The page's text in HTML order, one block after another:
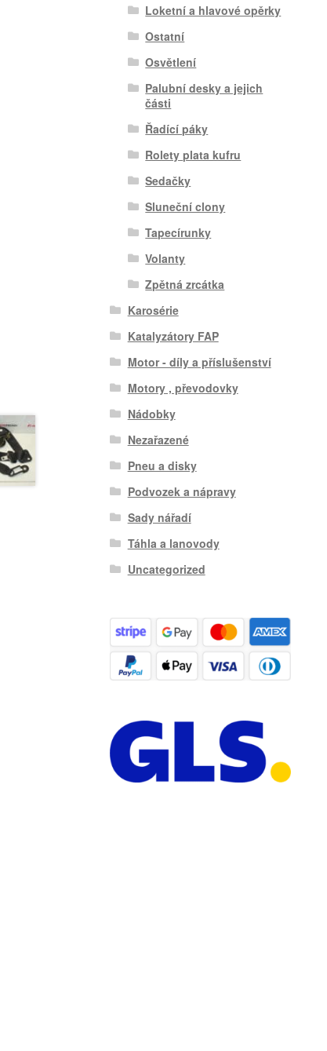
Loketní a hlavové opěrky
Ostatní
Osvětlení
Palubní desky a jejich
části
Řadící páky
Rolety plata kufru
Sedačky
Sluneční clony
Tapecírunky
Volanty
Zpětná zrcátka
Karosérie
Katalyzátory FAP
Motor - díly a příslušenství
Motory , převodovky
Nádobky
Nezařazené
Pneu a disky
Podvozek a nápravy
Sady nářadí
Táhla a lanovody
Uncategorized